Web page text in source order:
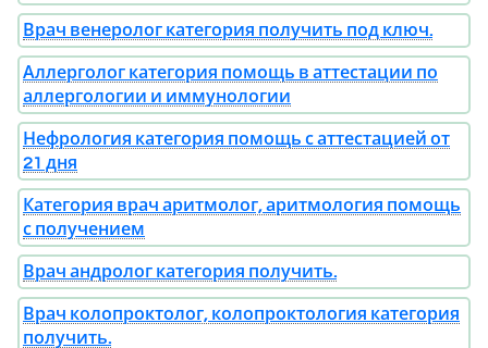
Врач венеролог категория получить под ключ.
Аллерголог категория помощь в аттестации по
аллергологии и иммунологии
Нефрология категория помощь с аттестацией от
21 дня
Категория врач аритмолог, аритмология помощь
с получением
Врач андролог категория получить.
Врач колопроктолог, колопроктология категория
получить.